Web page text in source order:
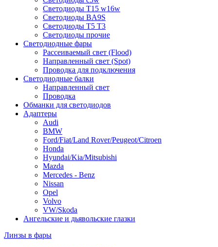
Светодиоды T15 w16w
Светодиоды BA9S
Светодиоды T5 T3
Светодиоды прочие
Светодиодные фары
Рассеиваемый свет (Flood)
Направленный свет (Spot)
Проводка для подключения
Светодиодные балки
Направленный свет
Проводка
Обманки для светодиодов
Адаптеры
Audi
BMW
Ford/Fiat/Land Rover/Peugeot/Citroen
Honda
Hyundai/Kia/Mitsubishi
Mazda
Mercedes - Benz
Nissan
Opel
Volvo
VW/Skoda
Ангельские и дьявольские глазки
Линзы в фары